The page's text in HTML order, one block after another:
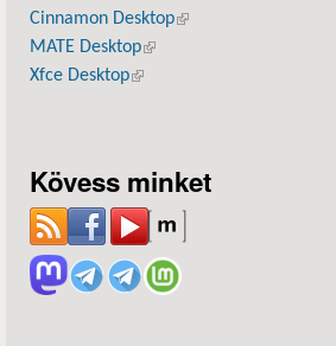
Cinnamon Desktop(külső hivatkozás)
MATE Desktop(külső hivatkozás)
Xfce Desktop(külső hivatkozás)
Kövess minket